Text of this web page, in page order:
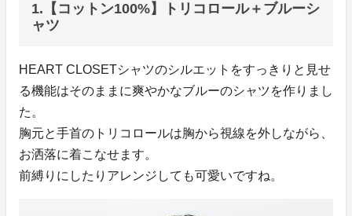
1.【コットン100%】トリコロール＋ブルーシ
ャツ
HEART CLOSETシャツのシルエットをすっきりと見せ
る機能はそのままに爽やかなブルーのシャツを作りまし
た。
胸元と手首のトリコロールは胸から視線を外しながら、
お洒落に着こなせます。
前縛りにしたりアレンジしても可愛いですね。